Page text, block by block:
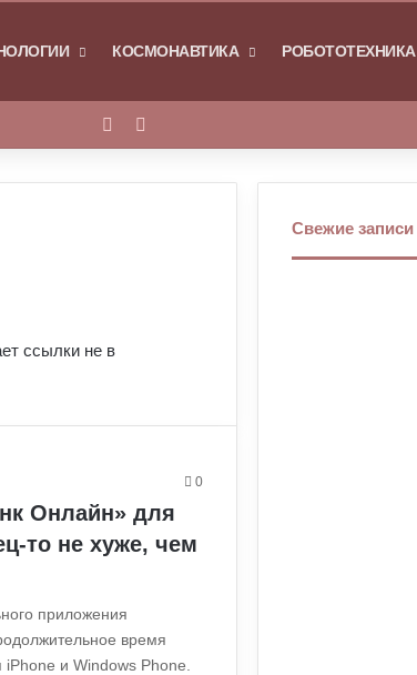
КОСМОНАВТИКА РОБОТОТЕХНИКА
Войти
ссылки не в
0
Онлайн» для
то не хуже, чем
приложения
время
и Windows Phone.
Свежие записи